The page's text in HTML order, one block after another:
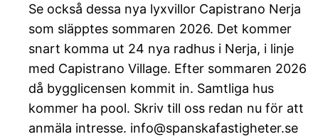
Se också dessa nya lyxvillor Capistrano Nerja
som släpptes sommaren 2026. Det kommer
snart komma ut 24 nya radhus i Nerja, i linje
med Capistrano Village. Efter sommaren 2026
då bygglicensen kommit in. Samtliga hus
kommer ha pool. Skriv till oss redan nu för att
anmäla intresse. info@spanskafastigheter.se